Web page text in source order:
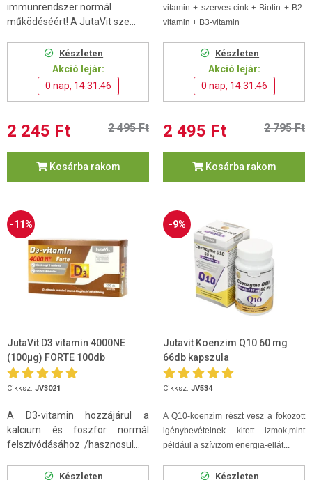
immunrendszer normál
működéséért! A JutaVit sze...
Készleten
Akció lejár:
0 nap, 14:31:45
2 245 Ft 2 495 Ft
Kosárba rakom
vitamin + szerves cink + Biotin + B2-
vitamin + B3-vitamin
Készleten
Akció lejár:
0 nap, 14:31:45
2 495 Ft 2 795 Ft
Kosárba rakom
-11%
JutaVit D3 vitamin 4000NE
(100µg) FORTE 100db
Cikksz. JV3021
A D3-vitamin hozzájárul a
kalcium és foszfor normál
felszívódásához /hasznosul...
Készleten
-9%
Jutavit Koenzim Q10 60 mg
66db kapszula
Cikksz. JV534
A Q10-koenzim részt vesz a fokozott
igénybevételnek kitett izmok,mint
például a szívizom energia-ellát...
Készleten